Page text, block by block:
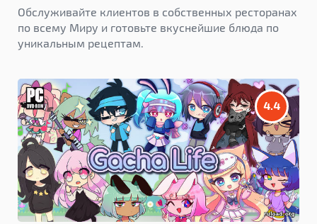
Обслуживайте клиентов в собственных ресторанах
по всему Миру и готовьте вкуснейшие блюда по
уникальным рецептам.
4.4